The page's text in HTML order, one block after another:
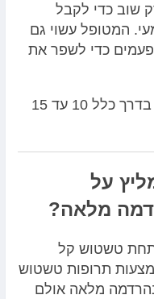
שוב כדי לקבל
המטופל עשוי גם
כדי לשפר את
קולונוסקופיה וירטואלית לוקחת בדרך כלל 10 עד 15
על
מלאה?
תחת טשטוש קל
תרופות טשטוש
מלאה אולם